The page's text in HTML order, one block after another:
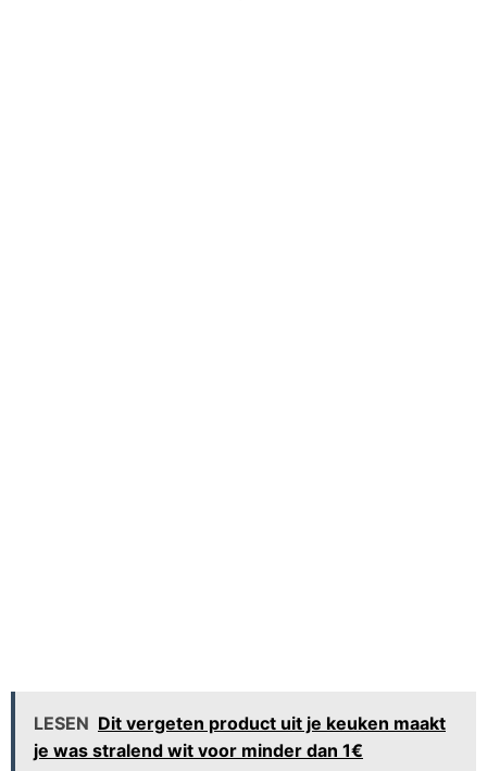
LESEN Dit vergeten product uit je keuken maakt
je was stralend wit voor minder dan 1€